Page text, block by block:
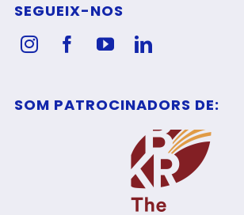
SEGUEIX-NOS
SOM PATROCINADORS DE: